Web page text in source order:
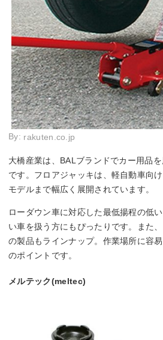
By: rakuten.co.jp
大橋産業は、BALブランドでカー用品
です。フロアジャッキは、軽自動車向
モデルまで幅広く展開されています。
ローダウン車に対応した最低揚程の低
い車を扱う方にもぴったりです。また
の製品もラインナップ。作業場所に容
のポイントです。
メルテック(meltec)